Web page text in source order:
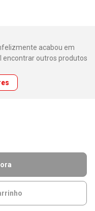
acabou em
encontrar outros produtos